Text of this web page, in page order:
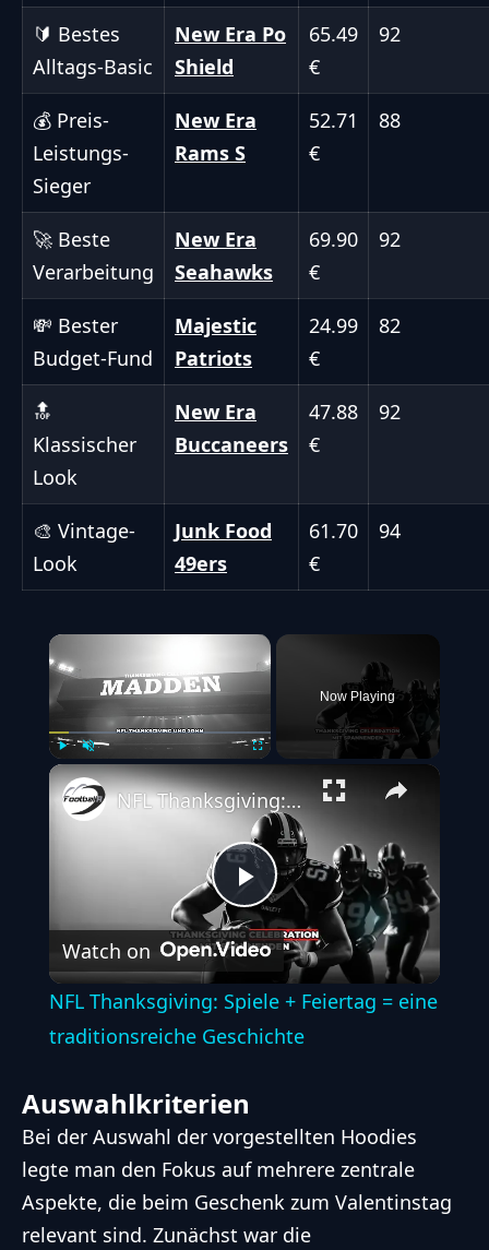
🔰 Bestes
Alltags-Basic
New Era Po
Shield
65.49
€
92
💰 Preis-
Leistungs-
Sieger
New Era
Rams S
52.71
€
88
🚀 Beste
Verarbeitung
New Era
Seahawks
69.90
€
92
💸 Bester
Budget-Fund
Majestic
Patriots
24.99
€
82
🔝
Klassischer
Look
New Era
Buccaneers
47.88
€
92
🎨 Vintage-
Look
Junk Food
49ers
61.70
€
94
×
Play Unmute
Now Playing
Play
Video
NFL Thanksgiving: Spiele + Feiertag = eine traditionsreiche Geschichte
Watch on
NFL Thanksgiving: Spiele + Feiertag = eine
traditionsreiche Geschichte
Auswahlkriterien
Bei der Auswahl der vorgestellten Hoodies
legte man den Fokus auf mehrere zentrale
Aspekte, die beim Geschenk zum Valentinstag
relevant sind. Zunächst war die